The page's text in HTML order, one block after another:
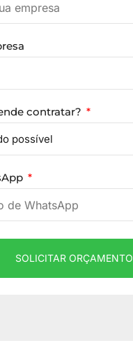
contratar?
SOLICITAR ORÇAMENTO